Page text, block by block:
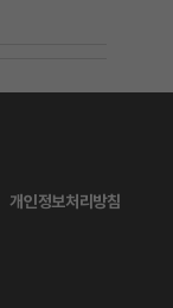
개인정보처리방침